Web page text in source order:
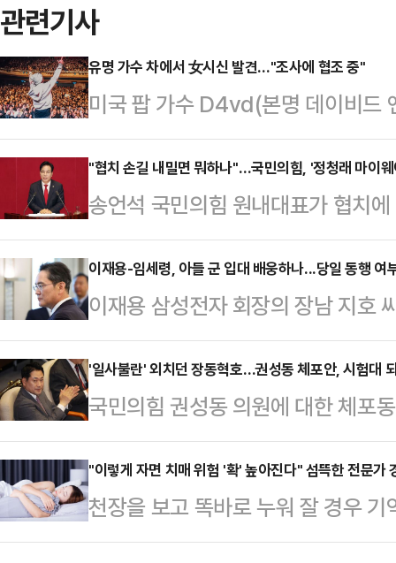
관련기사
유명 가수 차에서 女시신 발견…"조사에 협조 중"
미국 팝 가수 D4vd(본명 데이비드
서 부패한 시신이 발견돼 경찰이
트, ABC뉴스 등에 따르면 경찰은
인 차량 보관소에 있던 D4vd의 차
원들이 차량에서 악취가 난다고 신
경찰은 "차량 앞 트렁크에서 비닐
하게 부패한 상태였다"고 밝혔다.
과 사망 원인은 아…
"협치 손길 내밀면 뭐하나"…국민의힘, '정청래 마이
송언석 국민의힘 원내대표가 협치
날을 세우며 강경한 투쟁에 나서겠
열어놨지만 정청래 더불어민주당
슈를 외곽으로 돌리면서 강대강 기
내에서도 정부·여당의 협치 약속은
를 만들어 더 강한 대여투쟁을 벌여
표는 10일 국회 본회의장에서 열린
지난 100일은 한마디로 …
이재용-임세령, 아들 군 입대 배웅하나...당일 동행 여
이재용 삼성전자 회장의 장남 지호
국방 의무를 이행한다.10일 삼성에
9월 15일 해군 사관후보생으로 입
후 12월 1일 해군 소위로 임관해
2000년 미국에서 태어나 선천적
근 미국 국적을 포기했다. 해군 장
놔야 하기 때문이다.복수국적자임
수 일가 4세의…
'일사불란' 외치던 장동혁호…권성동 체포안, 시험대
국민의힘 권성동 의원에 대한 체포
혁 대표 체제가 일관되게 유지해온
은 11일 이뤄질 것으로 보인다.10
로부터 불법 정치자금을 수수한 혐
국회에 보고됐다. 체포동의안은 국
"이렇게 자면 치매 위험 '확' 높아진다" 섬뜩한 전문가
천장을 보고 똑바로 누워 잘 경우
전문가의 경고가 나왔다.10일(현지